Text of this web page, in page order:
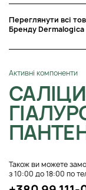
Переглянути всі
Бренду Dermalogica
Активні компоненти
Також ви можете
з 10:00 до 18:00 по